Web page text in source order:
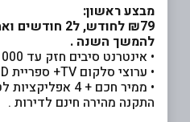
מבצע ראשון:
₪79 לחודש, ל2 חודשים
להמשך השנה .
• אינטרנט סיבים חזק עד 1000 מגה כולל נתב מתקדם
• ערוצי סלקום TV+ ספריית VOD עם תוכן ענק
• ממיר חכם + 4 אפליקציות לטלוויזיות חכמות
התקנה מהירה חינם לדירות .